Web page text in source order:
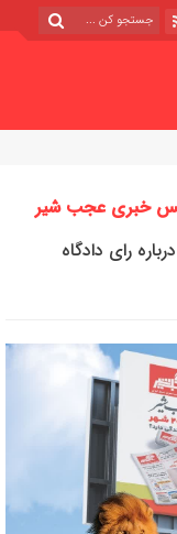
خبری عجب شیر
رای دادگاه